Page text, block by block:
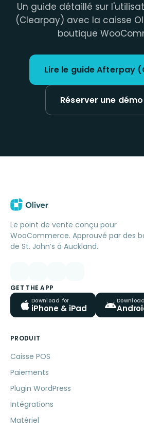
Un guide détaillé sur
(Clearpay) avec la caisse
boutique
Lire le guide Afterpay
Réserver une
Le point de vente conçu pour
WooCommerce. Approuvé par des
de St. John’s à Auckland.
GET THE APP
Download for
iPhone & iPad
PRODUIT
Caisse POS
Paiements
Plugin WordPress
Intégrations
Matériel